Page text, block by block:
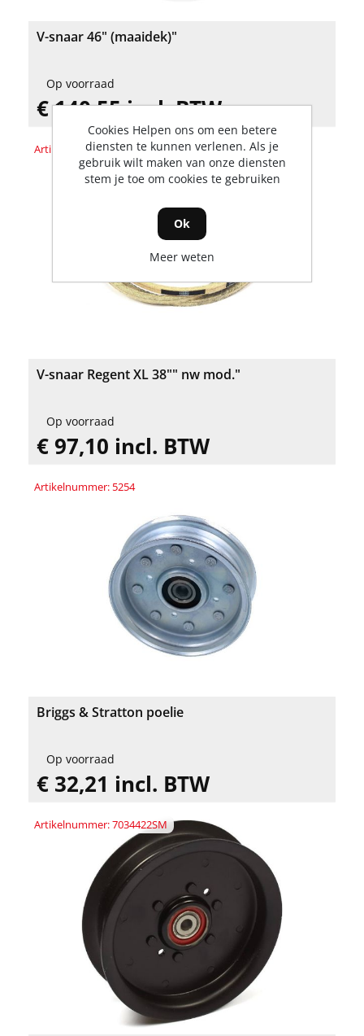
V-snaar 46" (maaidek)"
Op voorraad
€ 140,55 incl. BTW
Artikelnummer: 1732955SM
V-snaar Regent XL 38"" nw mod."
Op voorraad
€ 97,10 incl. BTW
Artikelnummer: 5254
Briggs & Stratton poelie
Op voorraad
€ 32,21 incl. BTW
Artikelnummer: 7034422SM
Cookies Helpen ons om een betere
diensten te kunnen verlenen. Als je
gebruik wilt maken van onze diensten
stem je toe om cookies te gebruiken
Ok
Meer weten